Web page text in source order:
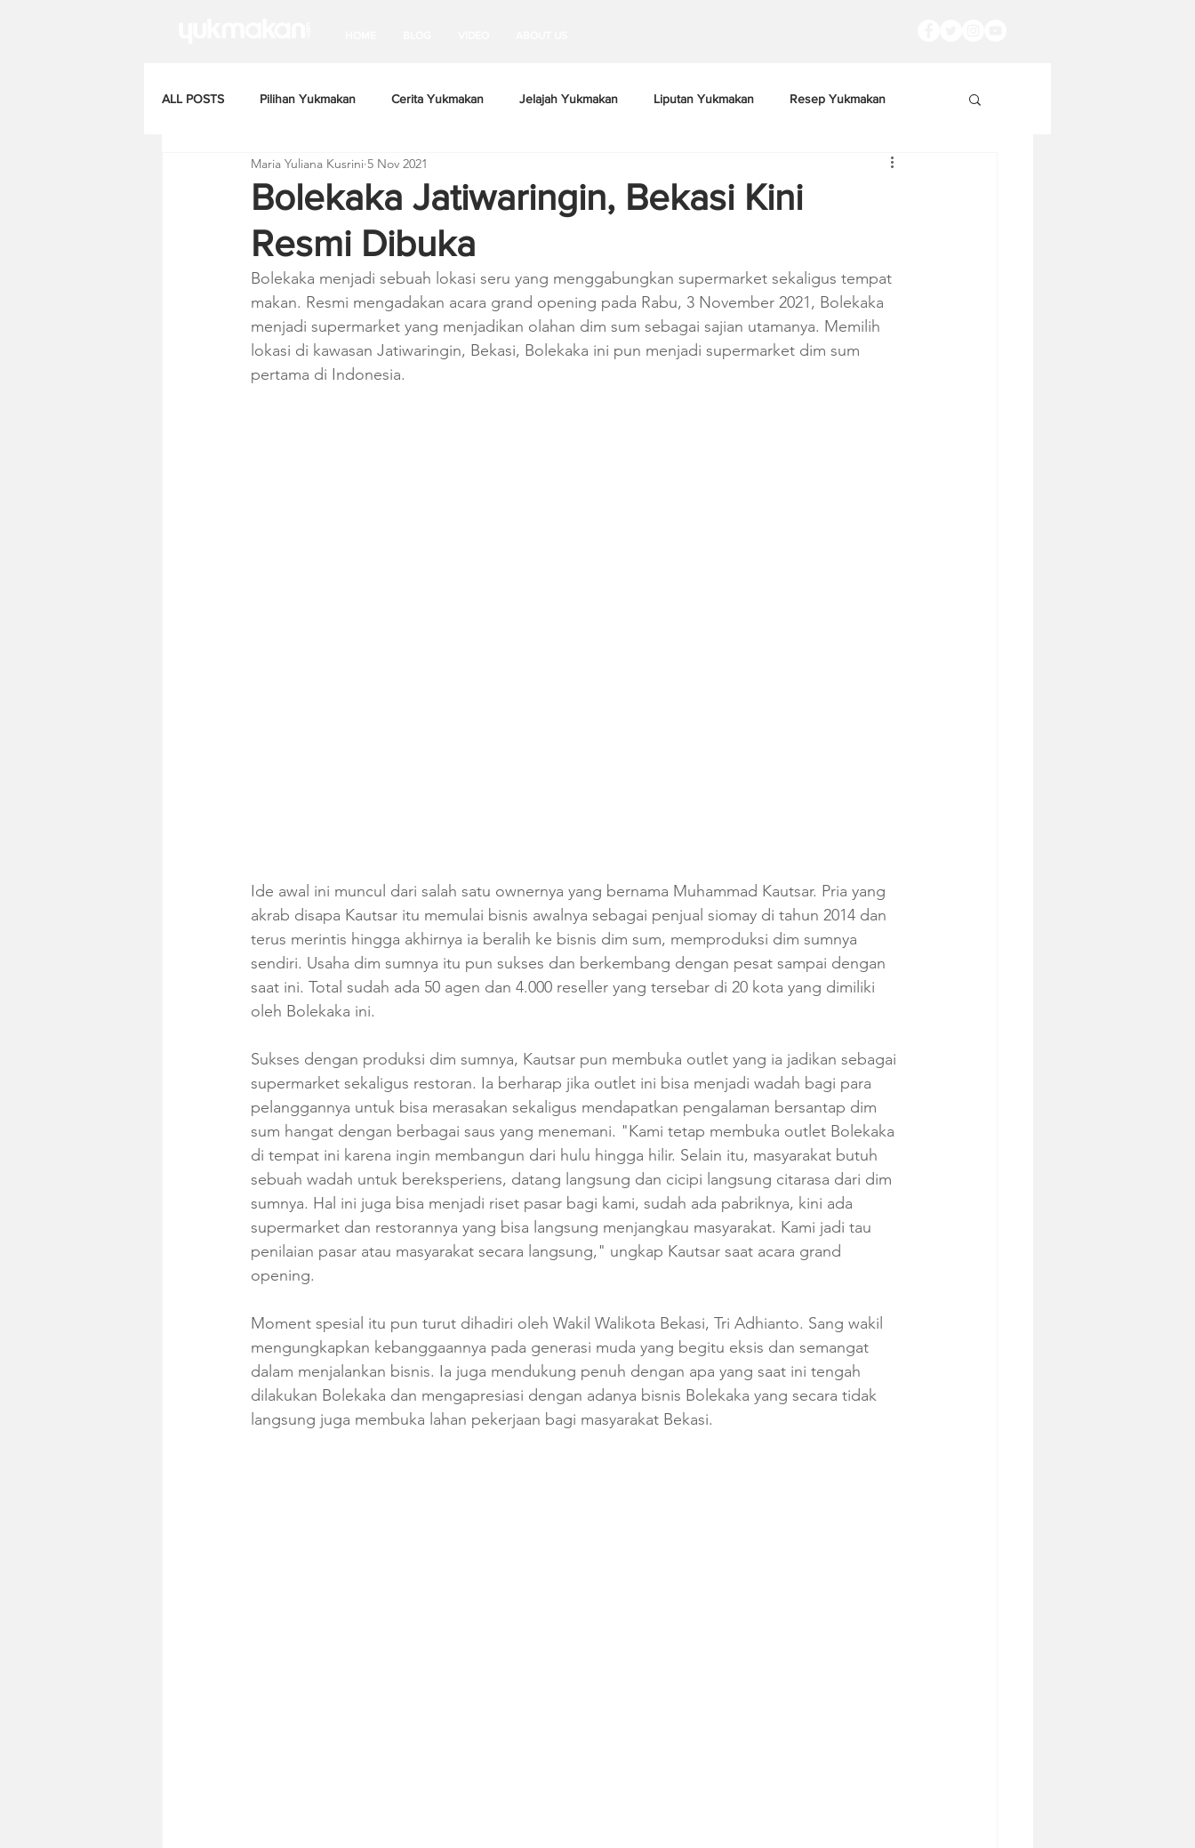
ALL POSTS Pilihan Yukmakan Cerita Yukmakan Jelajah Yukmakan Liputan Yukmakan Resep Yukmakan
Bolekaka Jatiwaringin, Bekasi Kini
Resmi Dibuka
Maria Yuliana Kusrini 5 Nov 2021
Bolekaka menjadi sebuah lokasi seru yang menggabungkan supermarket sekaligus tempat
makan. Resmi mengadakan acara grand opening pada Rabu, 3 November 2021, Bolekaka
menjadi supermarket yang menjadikan olahan dim sum sebagai sajian utamanya. Memilih
lokasi di kawasan Jatiwaringin, Bekasi, Bolekaka ini pun menjadi supermarket dim sum
pertama di Indonesia.
Ide awal ini muncul dari salah satu ownernya yang bernama Muhammad Kautsar. Pria yang
akrab disapa Kautsar itu memulai bisnis awalnya sebagai penjual siomay di tahun 2014 dan
terus merintis hingga akhirnya ia beralih ke bisnis dim sum, memproduksi dim sumnya
sendiri. Usaha dim sumnya itu pun sukses dan berkembang dengan pesat sampai dengan
saat ini. Total sudah ada 50 agen dan 4.000 reseller yang tersebar di 20 kota yang dimiliki
oleh Bolekaka ini.
Sukses dengan produksi dim sumnya, Kautsar pun membuka outlet yang ia jadikan sebagai
supermarket sekaligus restoran. Ia berharap jika outlet ini bisa menjadi wadah bagi para
pelanggannya untuk bisa merasakan sekaligus mendapatkan pengalaman bersantap dim
sum hangat dengan berbagai saus yang menemani. "Kami tetap membuka outlet Bolekaka
di tempat ini karena ingin membangun dari hulu hingga hilir. Selain itu, masyarakat butuh
sebuah wadah untuk bereksperiens, datang langsung dan cicipi langsung citarasa dari dim
sumnya. Hal ini juga bisa menjadi riset pasar bagi kami, sudah ada pabriknya, kini ada
supermarket dan restorannya yang bisa langsung menjangkau masyarakat. Kami jadi tau
penilaian pasar atau masyarakat secara langsung," ungkap Kautsar saat acara grand
opening.
Moment spesial itu pun turut dihadiri oleh Wakil Walikota Bekasi, Tri Adhianto. Sang wakil
mengungkapkan kebanggaannya pada generasi muda yang begitu eksis dan semangat
dalam menjalankan bisnis. Ia juga mendukung penuh dengan apa yang saat ini tengah
dilakukan Bolekaka dan mengapresiasi dengan adanya bisnis Bolekaka yang secara tidak
langsung juga membuka lahan pekerjaan bagi masyarakat Bekasi.